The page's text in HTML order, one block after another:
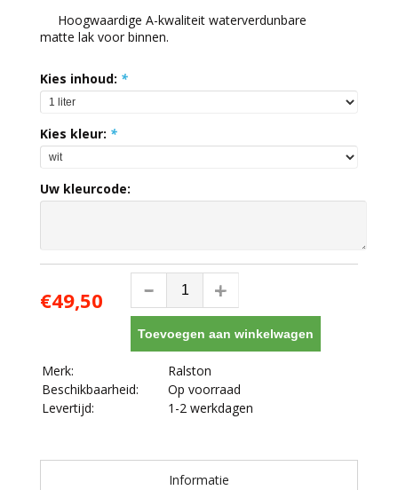
Hoogwaardige A-kwaliteit waterverdunbare
matte lak voor binnen.
Kies inhoud: *
Kies kleur: *
Uw kleurcode:
€49,50
Toevoegen aan winkelwagen
Merk:
Ralston
Beschikbaarheid:
Op voorraad
Levertijd:
1-2 werkdagen
Informatie